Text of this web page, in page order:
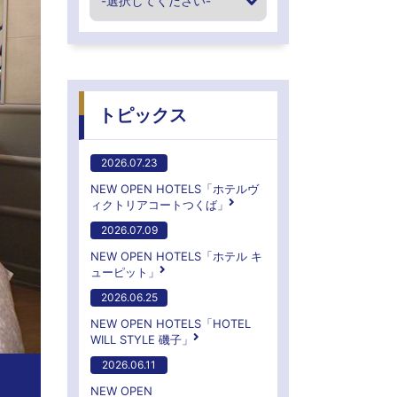
トピックス
2026.07.23
NEW OPEN HOTELS「ホテルヴ
ィクトリアコートつくば」
2026.07.09
NEW OPEN HOTELS「ホテル キ
ューピット」
2026.06.25
NEW OPEN HOTELS「HOTEL
WILL STYLE 磯子」
2026.06.11
NEW OPEN